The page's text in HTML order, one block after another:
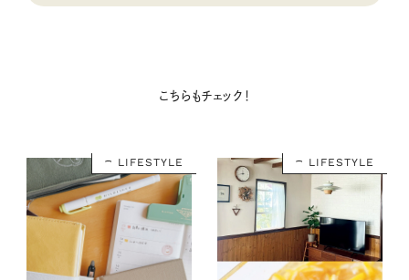
こちらもチェック！
LIFESTYLE LIFESTYLE